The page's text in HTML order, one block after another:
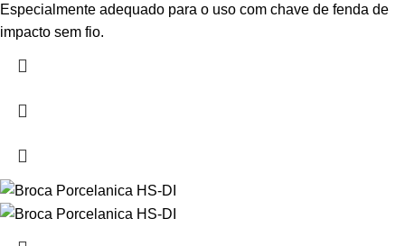
Especialmente adequado para o uso com chave de fenda de
impacto sem fio.